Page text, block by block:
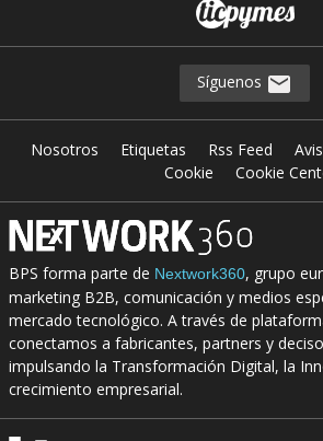
Síguenos
Nosotros Etiquetas Rss Feed
Cookie
Cookie
BPS forma parte de Nextwork360, grupo
marketing B2B, comunicación y medios
mercado tecnológico. A través de
conectamos a fabricantes, partners y
impulsando la Transformación Digital, la
crecimiento empresarial.